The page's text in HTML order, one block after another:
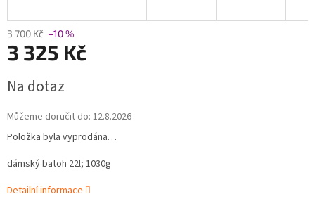
3 700 Kč –10 %
3 325 Kč
cena:
Na dotaz
Můžeme doručit do: 12.8.2026
Položka byla vyprodána…
dámský batoh 22l; 1030g
Detailní informace